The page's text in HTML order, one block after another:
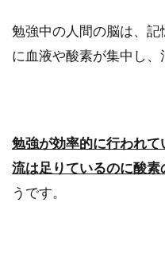
朝目覚
旦那
勉強中の人間の脳は、
に血液や酸素が集中し、
勉強が効率的に行われ
流は足りているのに酸
うです。